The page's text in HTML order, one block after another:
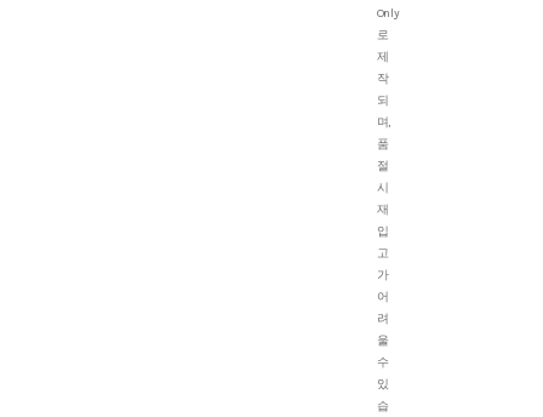
Only
로
제
작
되
며,
품
절
시
재
입
고
가
어
려
울
수
있
습